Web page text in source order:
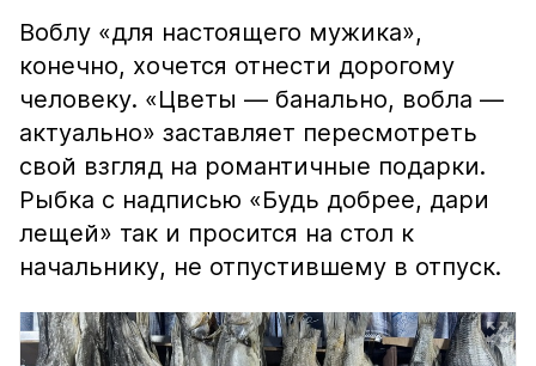
Воблу «для настоящего мужика»,
конечно, хочется отнести дорогому
человеку. «Цветы — банально, вобла —
актуально» заставляет пересмотреть
свой взгляд на романтичные подарки.
Рыбка с надписью «Будь добрее, дари
лещей» так и просится на стол к
начальнику, не отпустившему в отпуск.